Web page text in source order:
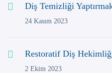
Diş Temizliği
24 Kasım 2023
Restoratif Diş
2 Ekim 2023